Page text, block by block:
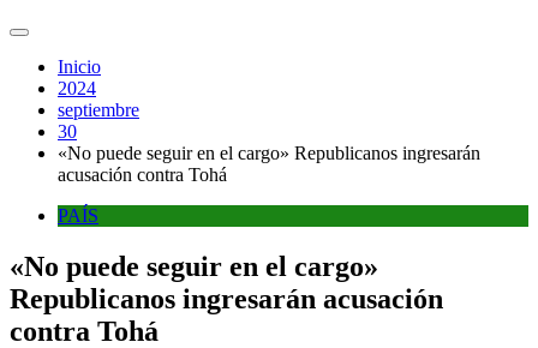
Inicio
2024
septiembre
30
«No puede seguir en el cargo» Republicanos ingresarán
acusación contra Tohá
PAÍS
«No puede seguir en el cargo»
Republicanos ingresarán acusación
contra Tohá